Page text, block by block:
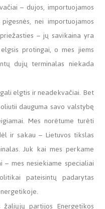
– dujos, importuojamos
nei importuojamos
– jų savikaina yra
protingai, o mes jiems
dujų terminalas niekada
elgtis ir neadekvačiai. Bet
dauguma savo valstybę
Mes norėtume turėti
ir sakau – Lietuvos tikslas
Juk kai mes perkame
mes nesiekiame specialiai
pateisintų padarytas
žaliųjų partijos Energetikos